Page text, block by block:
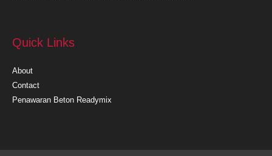
Quick Links
About
Contact
Penawaran Beton Readymix